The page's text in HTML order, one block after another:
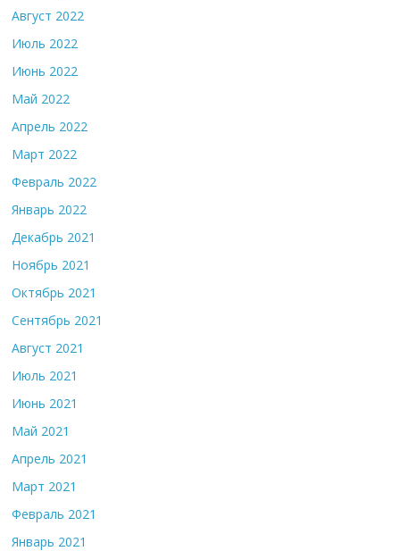
Август 2022
Июль 2022
Июнь 2022
Май 2022
Апрель 2022
Март 2022
Февраль 2022
Январь 2022
Декабрь 2021
Ноябрь 2021
Октябрь 2021
Сентябрь 2021
Август 2021
Июль 2021
Июнь 2021
Май 2021
Апрель 2021
Март 2021
Февраль 2021
Январь 2021